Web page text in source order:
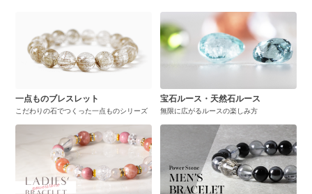
一点ものブレスレット
こだわりの石でつくった一点ものシリーズ
宝石ルース・天然石ルース
無限に広がるルースの楽しみ方